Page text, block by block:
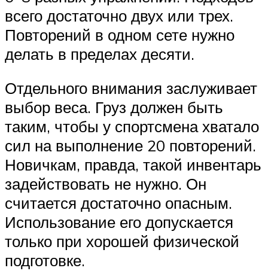
всего достаточно двух или трех.
Повторений в одном сете нужно
делать в пределах десяти.
Отдельного внимания заслуживает
выбор веса. Груз должен быть
таким, чтобы у спортсмена хватало
сил на выполнение 20 повторений.
Новичкам, правда, такой инвентарь
задействовать не нужно. Он
считается достаточно опасным.
Использование его допускается
только при хорошей физической
подготовке.